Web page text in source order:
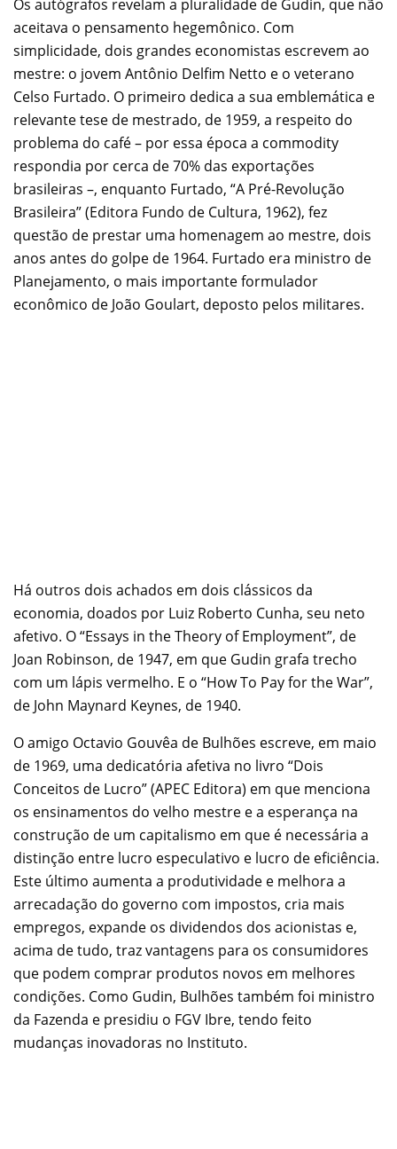
Os autógrafos revelam a pluralidade de Gudin, que não
aceitava o pensamento hegemônico. Com
simplicidade, dois grandes economistas escrevem ao
mestre: o jovem Antônio Delfim Netto e o veterano
Celso Furtado. O primeiro dedica a sua emblemática e
relevante tese de mestrado, de 1959, a respeito do
problema do café – por essa época a commodity
respondia por cerca de 70% das exportações
brasileiras –, enquanto Furtado, “A Pré-Revolução
Brasileira” (Editora Fundo de Cultura, 1962), fez
questão de prestar uma homenagem ao mestre, dois
anos antes do golpe de 1964. Furtado era ministro de
Planejamento, o mais importante formulador
econômico de João Goulart, deposto pelos militares.
Há outros dois achados em dois clássicos da
economia, doados por Luiz Roberto Cunha, seu neto
afetivo. O “Essays in the Theory of Employment”, de
Joan Robinson, de 1947, em que Gudin grafa trecho
com um lápis vermelho. E o “How To Pay for the War”,
de John Maynard Keynes, de 1940.
O amigo Octavio Gouvêa de Bulhões escreve, em maio
de 1969, uma dedicatória afetiva no livro “Dois
Conceitos de Lucro” (APEC Editora) em que menciona
os ensinamentos do velho mestre e a esperança na
construção de um capitalismo em que é necessária a
distinção entre lucro especulativo e lucro de eficiência.
Este último aumenta a produtividade e melhora a
arrecadação do governo com impostos, cria mais
empregos, expande os dividendos dos acionistas e,
acima de tudo, traz vantagens para os consumidores
que podem comprar produtos novos em melhores
condições. Como Gudin, Bulhões também foi ministro
da Fazenda e presidiu o FGV Ibre, tendo feito
mudanças inovadoras no Instituto.